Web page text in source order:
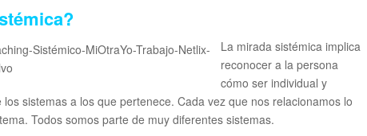
La mirada sistémica implica
reconocer a la persona
cómo ser individual y
sistemas a los que pertenece. Cada vez que nos relacionamos lo
Todos somos parte de muy diferentes sistemas.